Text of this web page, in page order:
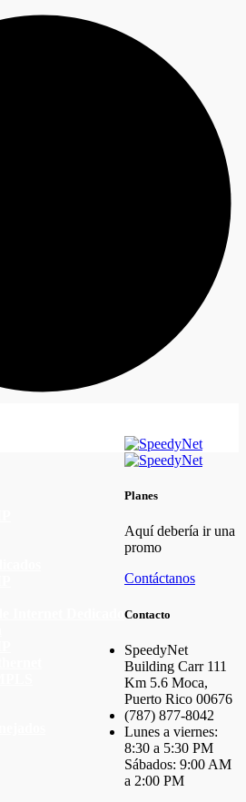
Planes
Aquí debería ir una
promo
Contáctanos
Contacto
SpeedyNet
Building Carr 111
Km 5.6 Moca,
Puerto Rico 00676
(787) 877-8042
Lunes a viernes:
8:30 a 5:30 PM
Sábados: 9:00 AM
a 2:00 PM